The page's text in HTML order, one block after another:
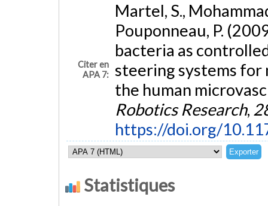
Citer en
APA 7:
Martel, S.,
Pouponneau, P.
bacteria as
steering systems for
the human
Robotics Research,
https://doi.org/
Statistiques